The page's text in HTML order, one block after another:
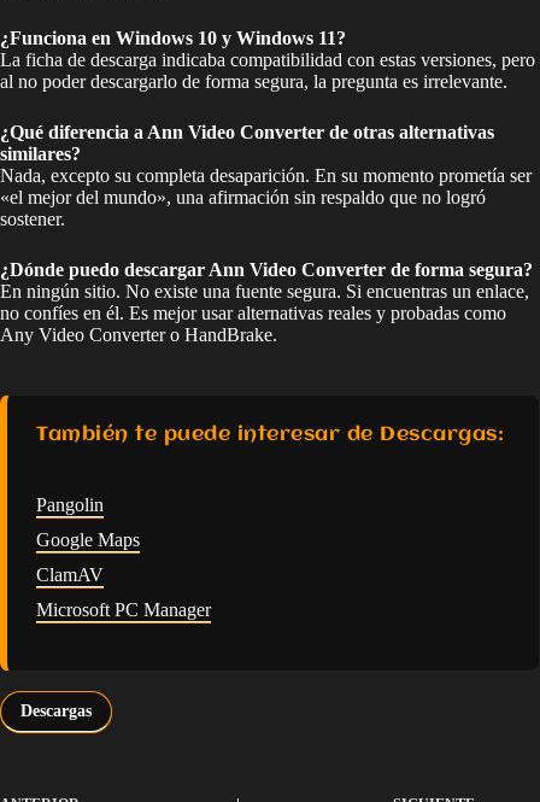
¿Funciona en Windows 10 y Windows 11?
La ficha de descarga indicaba compatibilidad con estas versiones, pero
al no poder descargarlo de forma segura, la pregunta es irrelevante.
¿Qué diferencia a Ann Video Converter de otras alternativas
similares?
Nada, excepto su completa desaparición. En su momento prometía ser
«el mejor del mundo», una afirmación sin respaldo que no logró
sostener.
¿Dónde puedo descargar Ann Video Converter de forma segura?
En ningún sitio. No existe una fuente segura. Si encuentras un enlace,
no confíes en él. Es mejor usar alternativas reales y probadas como
Any Video Converter o HandBrake.
También te puede interesar de Descargas:
Pangolin
Google Maps
ClamAV
Microsoft PC Manager
Descargas